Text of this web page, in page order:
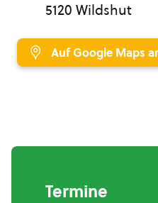
5120 Wildshut
Auf Google Maps
Termine